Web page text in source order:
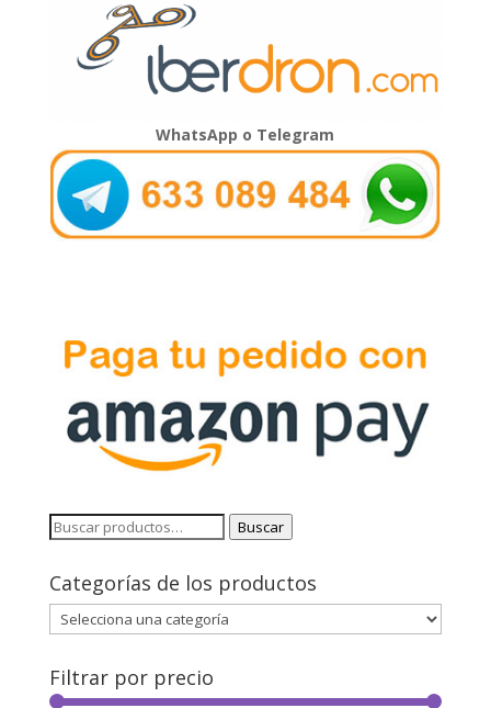
WhatsApp o Telegram
Buscar
Buscar
Categorías de los productos
Filtrar por precio